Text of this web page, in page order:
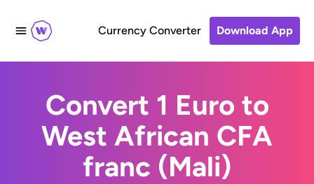
Currency Converter Download App
Convert 1 Euro to
West African CFA
franc (Mali)